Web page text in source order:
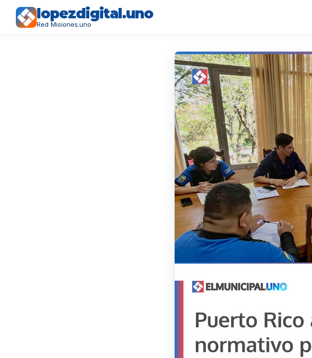
lopezdigital.uno
Red Misiones.uno